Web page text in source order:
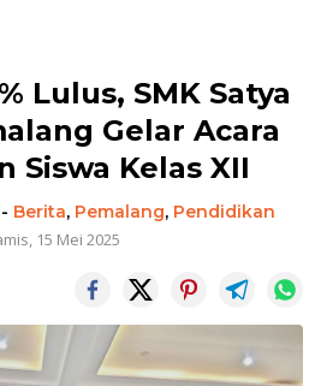
Lulus, SMK Satya
Gelar Acara
Siswa Kelas XII
- Berita, Pemalang, Pendidikan
15 Mei 2025